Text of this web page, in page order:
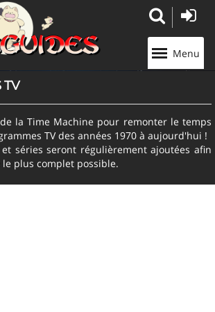
Menu
TV
la Time Machine pour remonter le temps
TV des années 1970 à aujourd'hui !
séries seront régulièrement ajoutées afin
plus complet possible.
cookies